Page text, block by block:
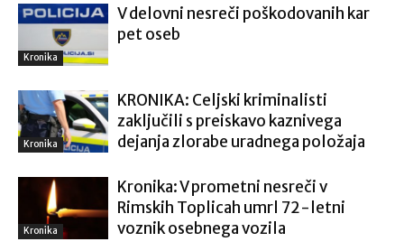
Kronika
V delovni nesreči poškodovanih kar
pet oseb
Kronika
KRONIKA: Celjski kriminalisti
zaključili s preiskavo kaznivega
dejanja zlorabe uradnega položaja
Kronika
Kronika: V prometni nesreči v
Rimskih Toplicah umrl 72-letni
voznik osebnega vozila